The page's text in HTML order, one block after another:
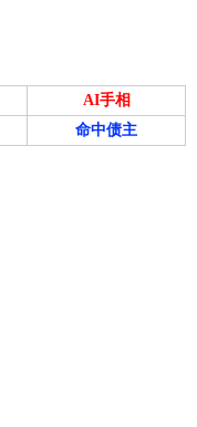
AI手相
命中债主